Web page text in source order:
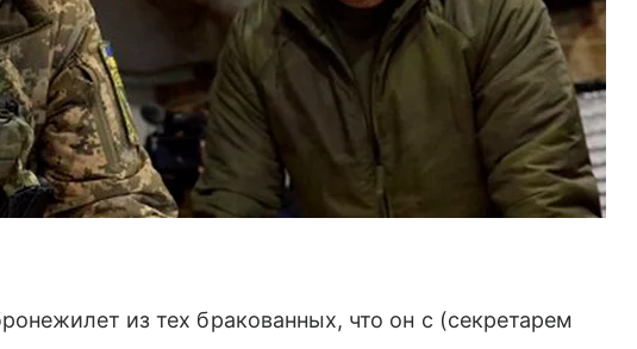
из тех бракованных, что он с (секретарем